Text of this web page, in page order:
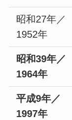
昭和27年／
1952年
昭和39年／
1964年
平成9年／
1997年